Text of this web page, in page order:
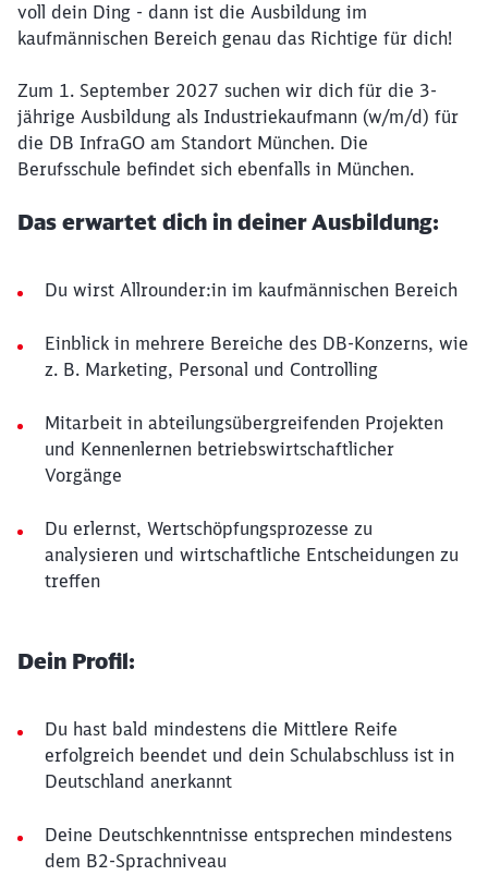
voll dein Ding - dann ist die Ausbildung im
kaufmännischen Bereich genau das Richtige für dich!
Zum 1. September 2027 suchen wir dich für die 3-
jährige Ausbildung als Industriekaufmann (w/m/d) für
die DB InfraGO am Standort München. Die
Berufsschule befindet sich ebenfalls in München.
Das erwartet dich in deiner Ausbildung:
Du wirst Allrounder:in im kaufmännischen Bereich
Einblick in mehrere Bereiche des DB-Konzerns, wie
z. B. Marketing, Personal und Controlling
Mitarbeit in abteilungsübergreifenden Projekten
und Kennenlernen betriebswirtschaftlicher
Vorgänge
Du erlernst, Wertschöpfungsprozesse zu
analysieren und wirtschaftliche Entscheidungen zu
treffen
Dein Profil:
Du hast bald mindestens die Mittlere Reife
erfolgreich beendet und dein Schulabschluss ist in
Deutschland anerkannt
Deine Deutschkenntnisse entsprechen mindestens
dem B2-Sprachniveau